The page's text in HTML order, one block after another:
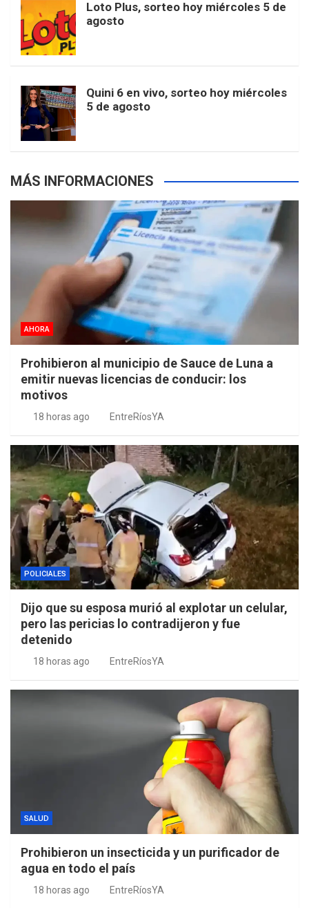
k
e
r
b
Loto Plus, sorteo hoy miércoles 5 de
agosto
Quini 6 en vivo, sorteo hoy miércoles
5 de agosto
MÁS INFORMACIONES
AHORA
Prohibieron al municipio de Sauce de Luna a
emitir nuevas licencias de conducir: los
motivos
18 horas ago EntreRíosYA
POLICIALES
Dijo que su esposa murió al explotar un celular,
pero las pericias lo contradijeron y fue
detenido
18 horas ago EntreRíosYA
SALUD
Prohibieron un insecticida y un purificador de
agua en todo el país
18 horas ago EntreRíosYA